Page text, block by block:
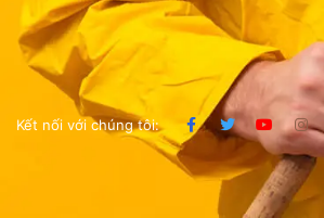
Kết nối với chúng tôi: